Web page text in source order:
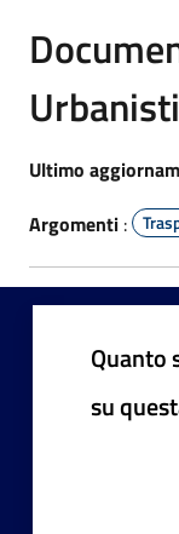
Ultimo
Argomenti :
Quanto
su